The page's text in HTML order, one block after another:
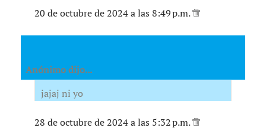
20 de octubre de 2024 a las 8:49 p.m.
Anónimo dijo...
jajaj ni yo
28 de octubre de 2024 a las 5:32 p.m.